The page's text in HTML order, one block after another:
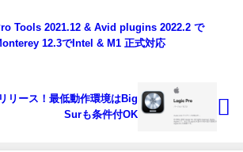
Tools 2021.12 & Avid plugins 2022.2 で
12.3でIntel & M1 正式対応
リース！最低動作環境はBig
Surも条件付OK